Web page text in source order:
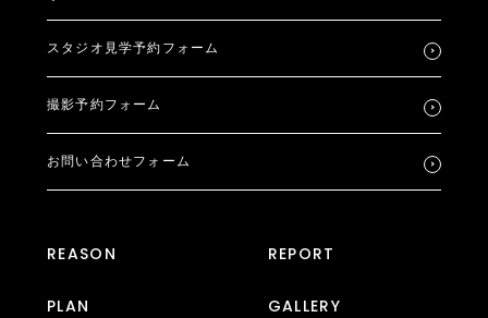
スタジオ見学予約フォーム
撮影予約フォーム
お問い合わせフォーム
REASON
PLAN
REPORT
GALLERY